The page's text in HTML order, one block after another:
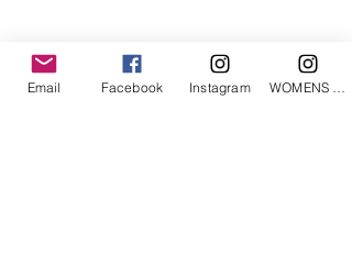
Email Facebook Instagram